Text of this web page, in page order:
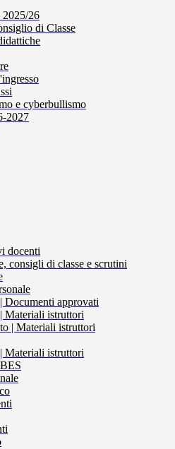
2025/26
di Classe
e cyberbullismo
2027
docenti
consigli di classe e scrutini
Documenti approvati
Materiali istruttori
| Materiali istruttori
Materiali istruttori